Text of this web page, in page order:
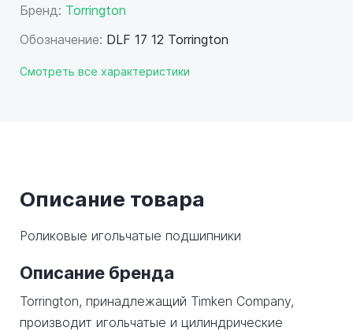
Бренд: Torrington
Обозначение: DLF 17 12 Torrington
Смотреть все характеристики
Описание товара
Роликовые игольчатые подшипники
Описание бренда
Torrington, принадлежащий Timken Company,
производит игольчатые и цилиндрические